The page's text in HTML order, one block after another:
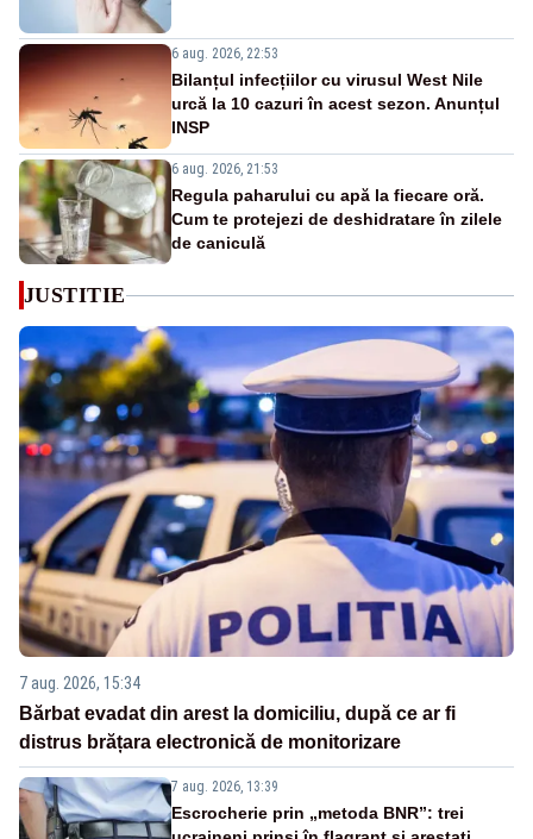
6 aug. 2026, 22:53
Bilanțul infecțiilor cu virusul West Nile
urcă la 10 cazuri în acest sezon. Anunțul
INSP
6 aug. 2026, 21:53
Regula paharului cu apă la fiecare oră.
Cum te protejezi de deshidratare în zilele
de caniculă
JUSTITIE
7 aug. 2026, 15:34
Bărbat evadat din arest la domiciliu, după ce ar fi
distrus brățara electronică de monitorizare
7 aug. 2026, 13:39
Escrocherie prin „metoda BNR”: trei